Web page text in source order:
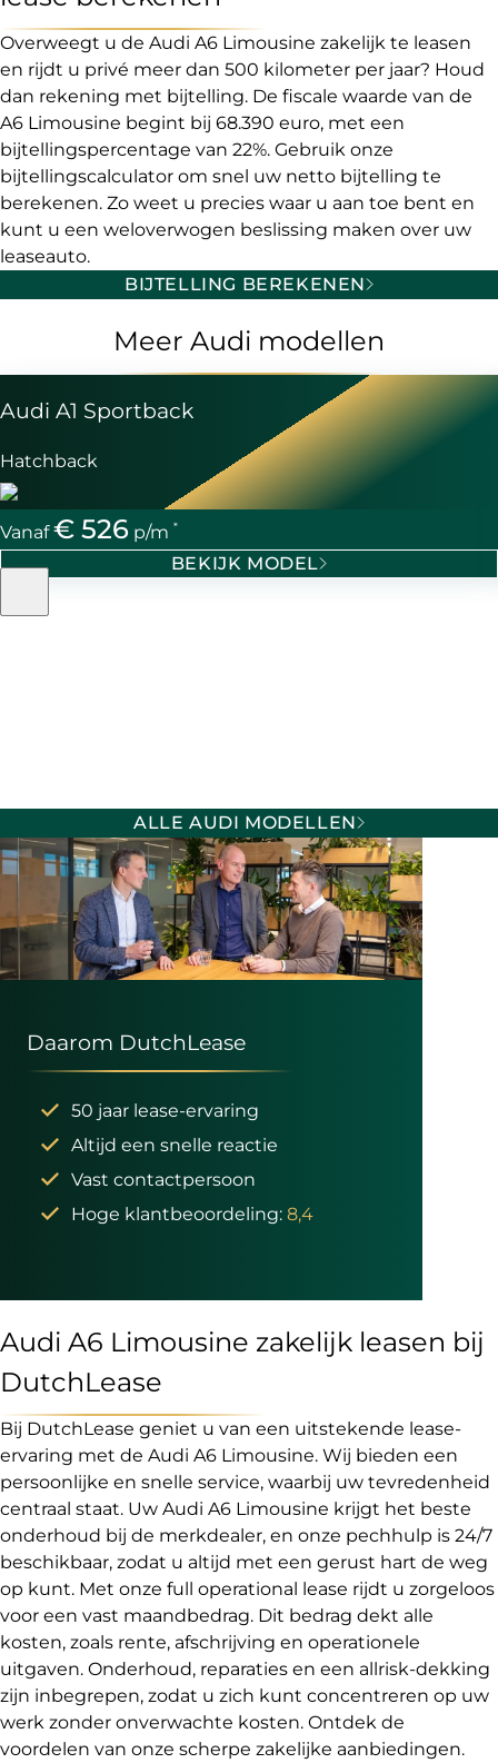
Overweegt u de Audi A6 Limousine zakelijk te leasen
en rijdt u privé meer dan 500 kilometer per jaar? Houd
dan rekening met bijtelling. De fiscale waarde van de
A6 Limousine begint bij 68.390 euro, met een
bijtellingspercentage van 22%. Gebruik onze
bijtellingscalculator om snel uw netto bijtelling te
berekenen. Zo weet u precies waar u aan toe bent en
kunt u een weloverwogen beslissing maken over uw
leaseauto.
BIJTELLING BEREKENEN
Meer Audi modellen
Audi A1 Sportback
Hatchback
Vanaf€ 526 p/m *
BEKIJK MODEL
ALLE AUDI MODELLEN
Audi A6 Limousine zakelijk leasen bij
DutchLease
Bij DutchLease geniet u van een uitstekende lease-
ervaring met de Audi A6 Limousine. Wij bieden een
persoonlijke en snelle service, waarbij uw tevredenheid
centraal staat. Uw Audi A6 Limousine krijgt het beste
onderhoud bij de merkdealer, en onze pechhulp is 24/7
beschikbaar, zodat u altijd met een gerust hart de weg
op kunt. Met onze full operational lease rijdt u zorgeloos
voor een vast maandbedrag. Dit bedrag dekt alle
kosten, zoals rente, afschrijving en operationele
uitgaven. Onderhoud, reparaties en een allrisk-dekking
zijn inbegrepen, zodat u zich kunt concentreren op uw
werk zonder onverwachte kosten. Ontdek de
voordelen van onze scherpe zakelijke aanbiedingen.
Daarom DutchLease
50 jaar lease-ervaring
Altijd een snelle reactie
Vast contactpersoon
Hoge klantbeoordeling: 8,4